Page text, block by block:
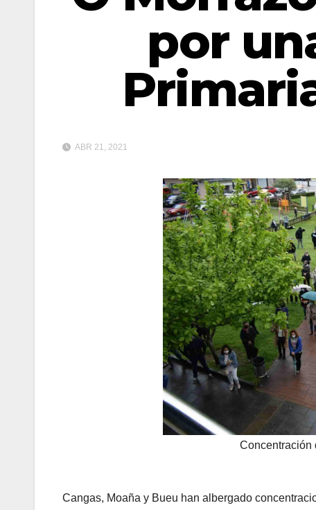
por
ABR 21, 2021
Concentración
Cangas, Moaña y Bueu han albergado